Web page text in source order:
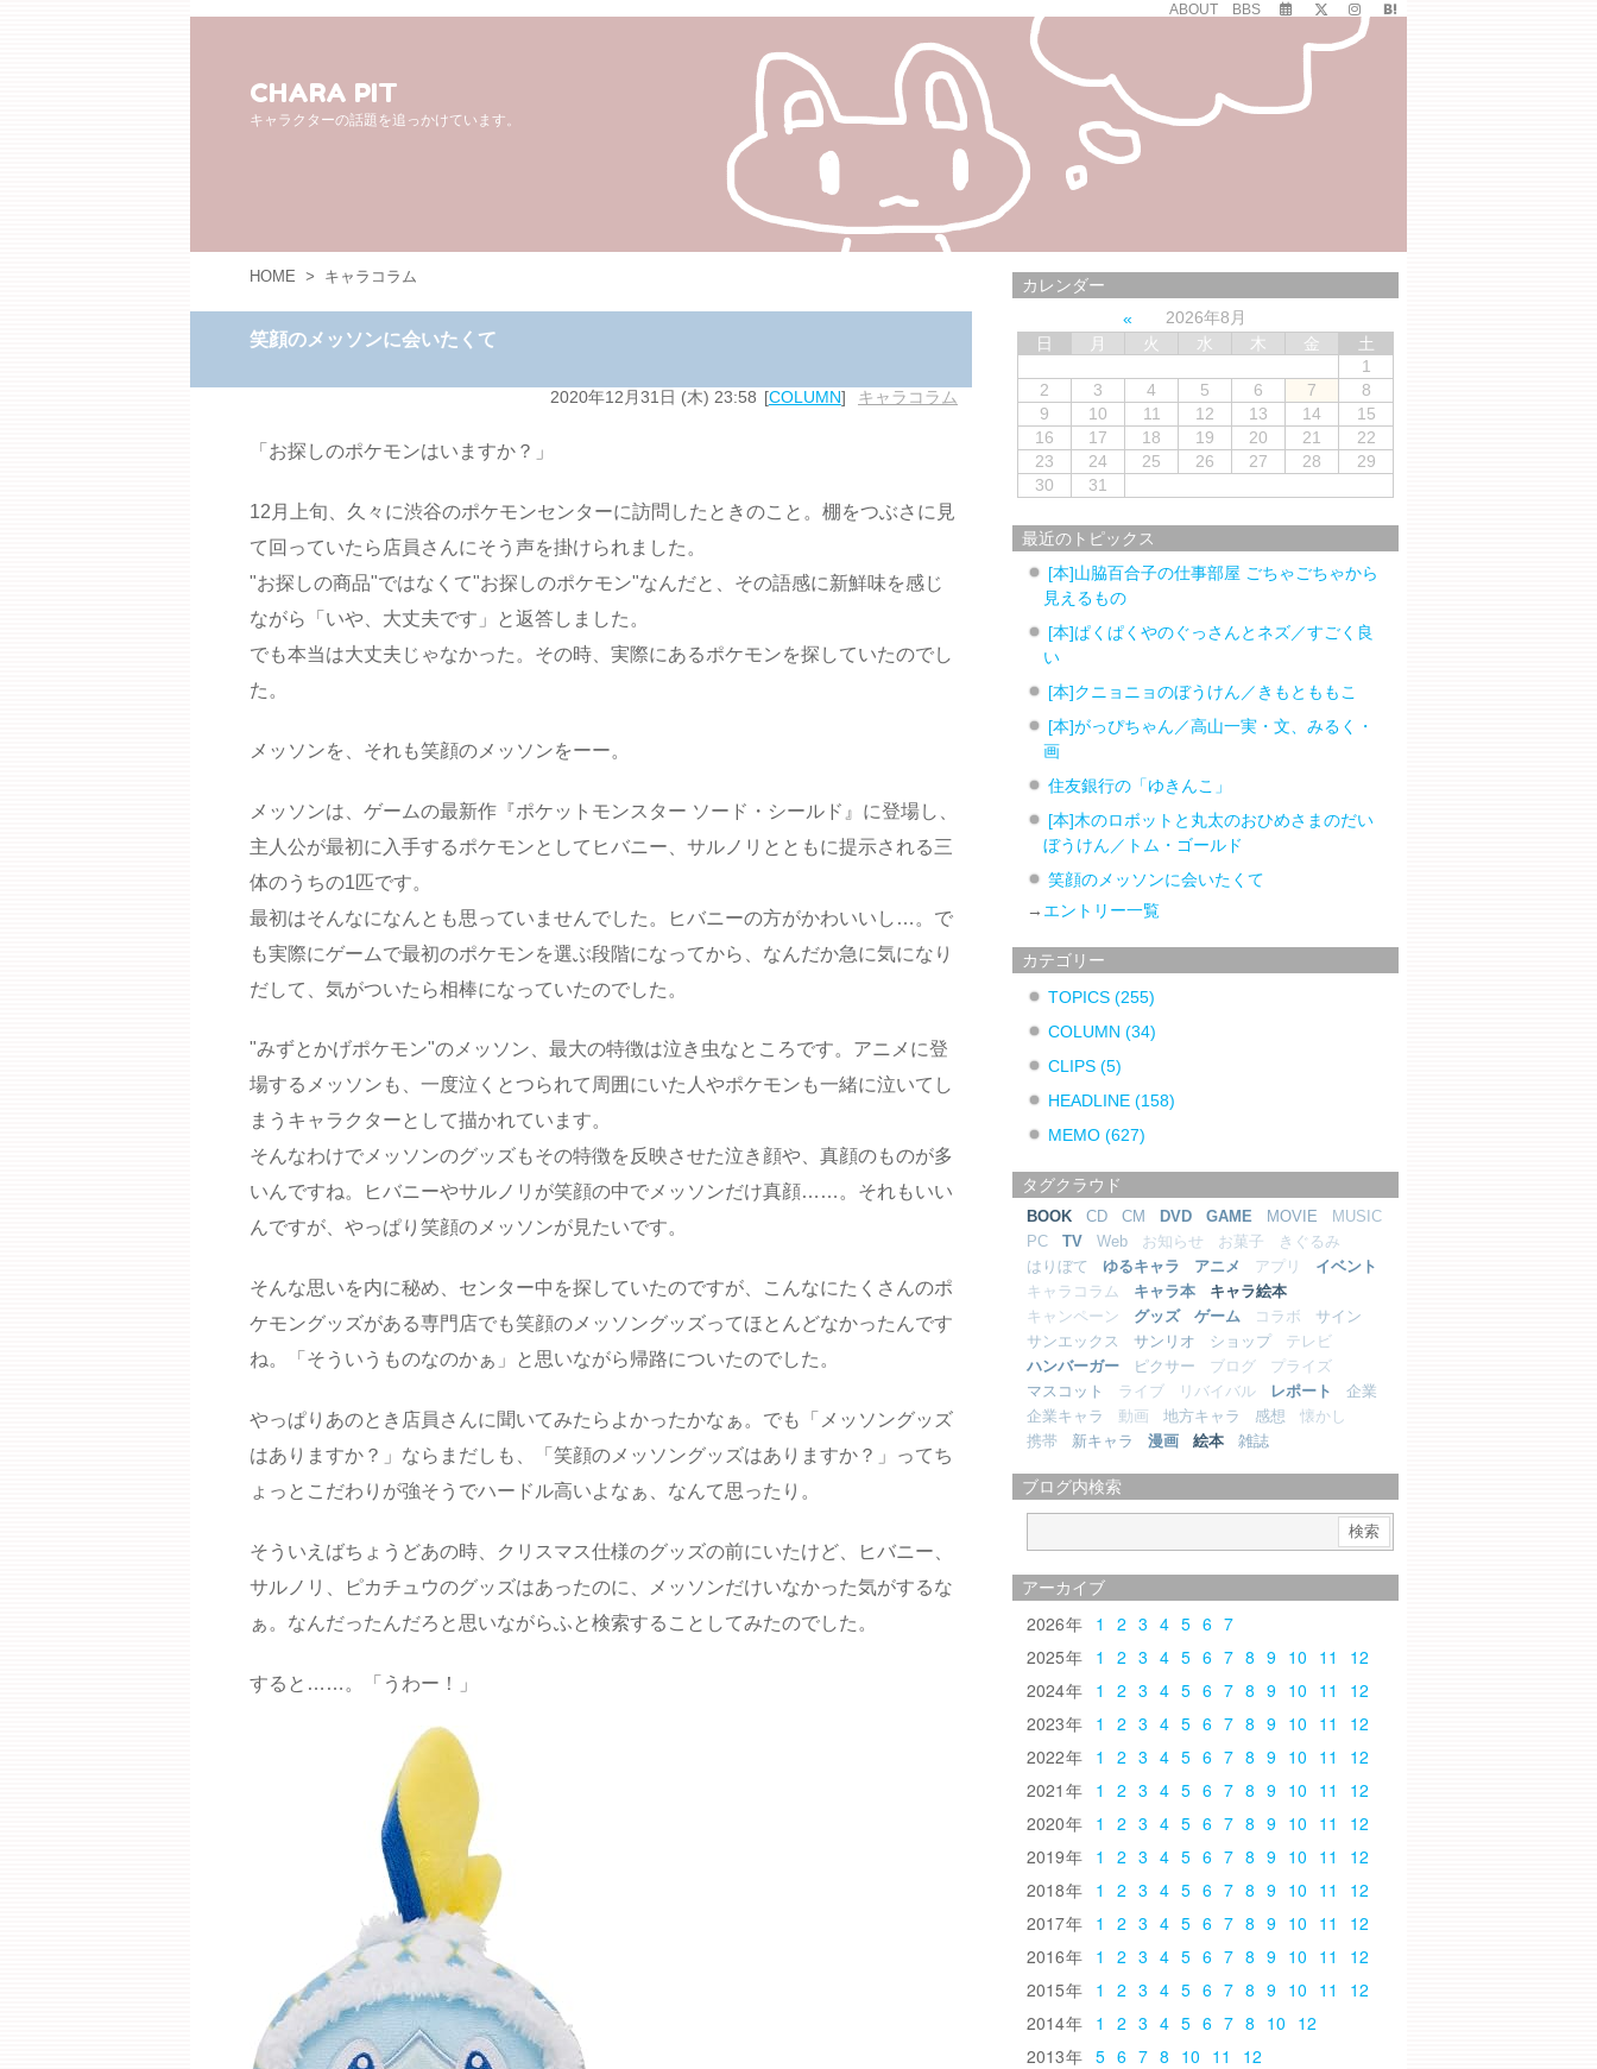
ABOUT BBS
CHARA PIT
キャラクターの話題を追っかけています。
HOME > キャラコラム
笑顔のメッソンに会いたくて
2020年12月31日 (木) 23:58 COLUMN キャラコラム
「お探しのポケモンはいますか？」
12月上旬、久々に渋谷のポケモンセンターに訪問したときのこと。棚をつぶさに見
て回っていたら店員さんにそう声を掛けられました。
"お探しの商品"ではなくて"お探しのポケモン"なんだと、その語感に新鮮味を感じ
ながら「いや、大丈夫です」と返答しました。
でも本当は大丈夫じゃなかった。その時、実際にあるポケモンを探していたのでし
た。
メッソンを、それも笑顔のメッソンをーー。
メッソンは、ゲームの最新作『ポケットモンスター ソード・シールド』に登場し、
主人公が最初に入手するポケモンとしてヒバニー、サルノリとともに提示される三
体のうちの1匹です。
最初はそんなになんとも思っていませんでした。ヒバニーの方がかわいいし…。で
も実際にゲームで最初のポケモンを選ぶ段階になってから、なんだか急に気になり
だして、気がついたら相棒になっていたのでした。
"みずとかげポケモン"のメッソン、最大の特徴は泣き虫なところです。アニメに登
場するメッソンも、一度泣くとつられて周囲にいた人やポケモンも一緒に泣いてし
まうキャラクターとして描かれています。
そんなわけでメッソンのグッズもその特徴を反映させた泣き顔や、真顔のものが多
いんですね。ヒバニーやサルノリが笑顔の中でメッソンだけ真顔……。それもいい
んですが、やっぱり笑顔のメッソンが見たいです。
そんな思いを内に秘め、センター中を探していたのですが、こんなにたくさんのポ
ケモングッズがある専門店でも笑顔のメッソングッズってほとんどなかったんです
ね。「そういうものなのかぁ」と思いながら帰路についたのでした。
やっぱりあのとき店員さんに聞いてみたらよかったかなぁ。でも「メッソングッズ
はありますか？」ならまだしも、「笑顔のメッソングッズはありますか？」ってち
ょっとこだわりが強そうでハードル高いよなぁ、なんて思ったり。
そういえばちょうどあの時、クリスマス仕様のグッズの前にいたけど、ヒバニー、
サルノリ、ピカチュウのグッズはあったのに、メッソンだけいなかった気がするな
ぁ。なんだったんだろと思いながらふと検索することしてみたのでした。
すると……。「うわー！」
カレンダー
2026年8月
日
月 火 水 木 金
土
1
2
3 4 5 6 7
8
9
10 11 12 13 14
15
16
17 18 19 20 21
22
23
24 25 26 27 28
29
30
31
最近のトピックス
[本]山脇百合子の仕事部屋 ごちゃごちゃから
見えるもの
[本]ぱくぱくやのぐっさんとネズ／すごく良
い
[本]クニョニョのぼうけん／きもとももこ
[本]がっぴちゃん／高山一実・文、みるく・
画
住友銀行の「ゆきんこ」
[本]木のロボットと丸太のおひめさまのだい
ぼうけん／トム・ゴールド
笑顔のメッソンに会いたくて
→ エントリー一覧
カテゴリー
TOPICS(255)
COLUMN(34)
CLIPS(5)
HEADLINE(158)
MEMO(627)
タグクラウド
BOOK CD CM DVD GAME MOVIE
MUSIC
PC
TV Web お知らせ お菓子
きぐるみ
はりぼて
ゆるキャラ アニメ アプリ
イベント
キャラコラム
キャラ本
キャラ絵本
キャンペーン
グッズ ゲーム コラボ
サイン
サンエックス
サンリオ ショップ
テレビ
ハンバーガー
ピクサー ブログ
プライズ
マスコット
ライブ リバイバル レポート
企業
企業キャラ
動画 地方キャラ 感想
懐かし
携帯
新キャラ 漫画 絵本 雑誌
ブログ内検索
アーカイブ
2026 1 2 3 4 5 6 7
2025
1 2 3 4 5 6 7 8 9 10 11
12
2024
1 2 3 4 5 6 7 8 9 10 11
12
2023
1 2 3 4 5 6 7 8 9 10 11
12
2022
1 2 3 4 5 6 7 8 9 10 11
12
2021
1 2 3 4 5 6 7 8 9 10 11
12
2020
1 2 3 4 5 6 7 8 9 10 11
12
2019
1 2 3 4 5 6 7 8 9 10 11
12
2018
1 2 3 4 5 6 7 8 9 10 11
12
2017
1 2 3 4 5 6 7 8 9 10 11
12
2016
1 2 3 4 5 6 7 8 9 10 11
12
2015
1 2 3 4 5 6 7 8 9 10 11
12
2014
1 2 3 4 5 6 7 8 10 12
2013
5 6 7 8 10 11
12